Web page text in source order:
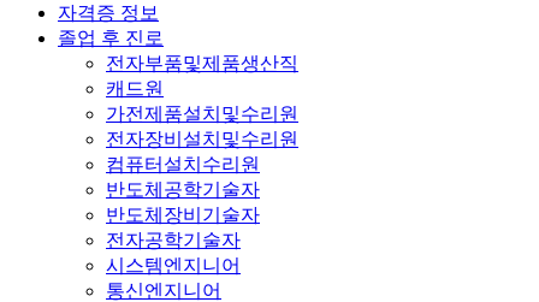
자격증 정보
졸업 후 진로
전자부품및제품생산직
캐드원
가전제품설치및수리원
전자장비설치및수리원
컴퓨터설치수리원
반도체공학기술자
반도체장비기술자
전자공학기술자
시스템엔지니어
통신엔지니어